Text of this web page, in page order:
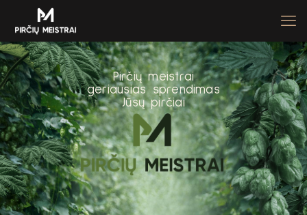
Pirčių meistrai
geriausias sprendimas
Jūsų pirčiai